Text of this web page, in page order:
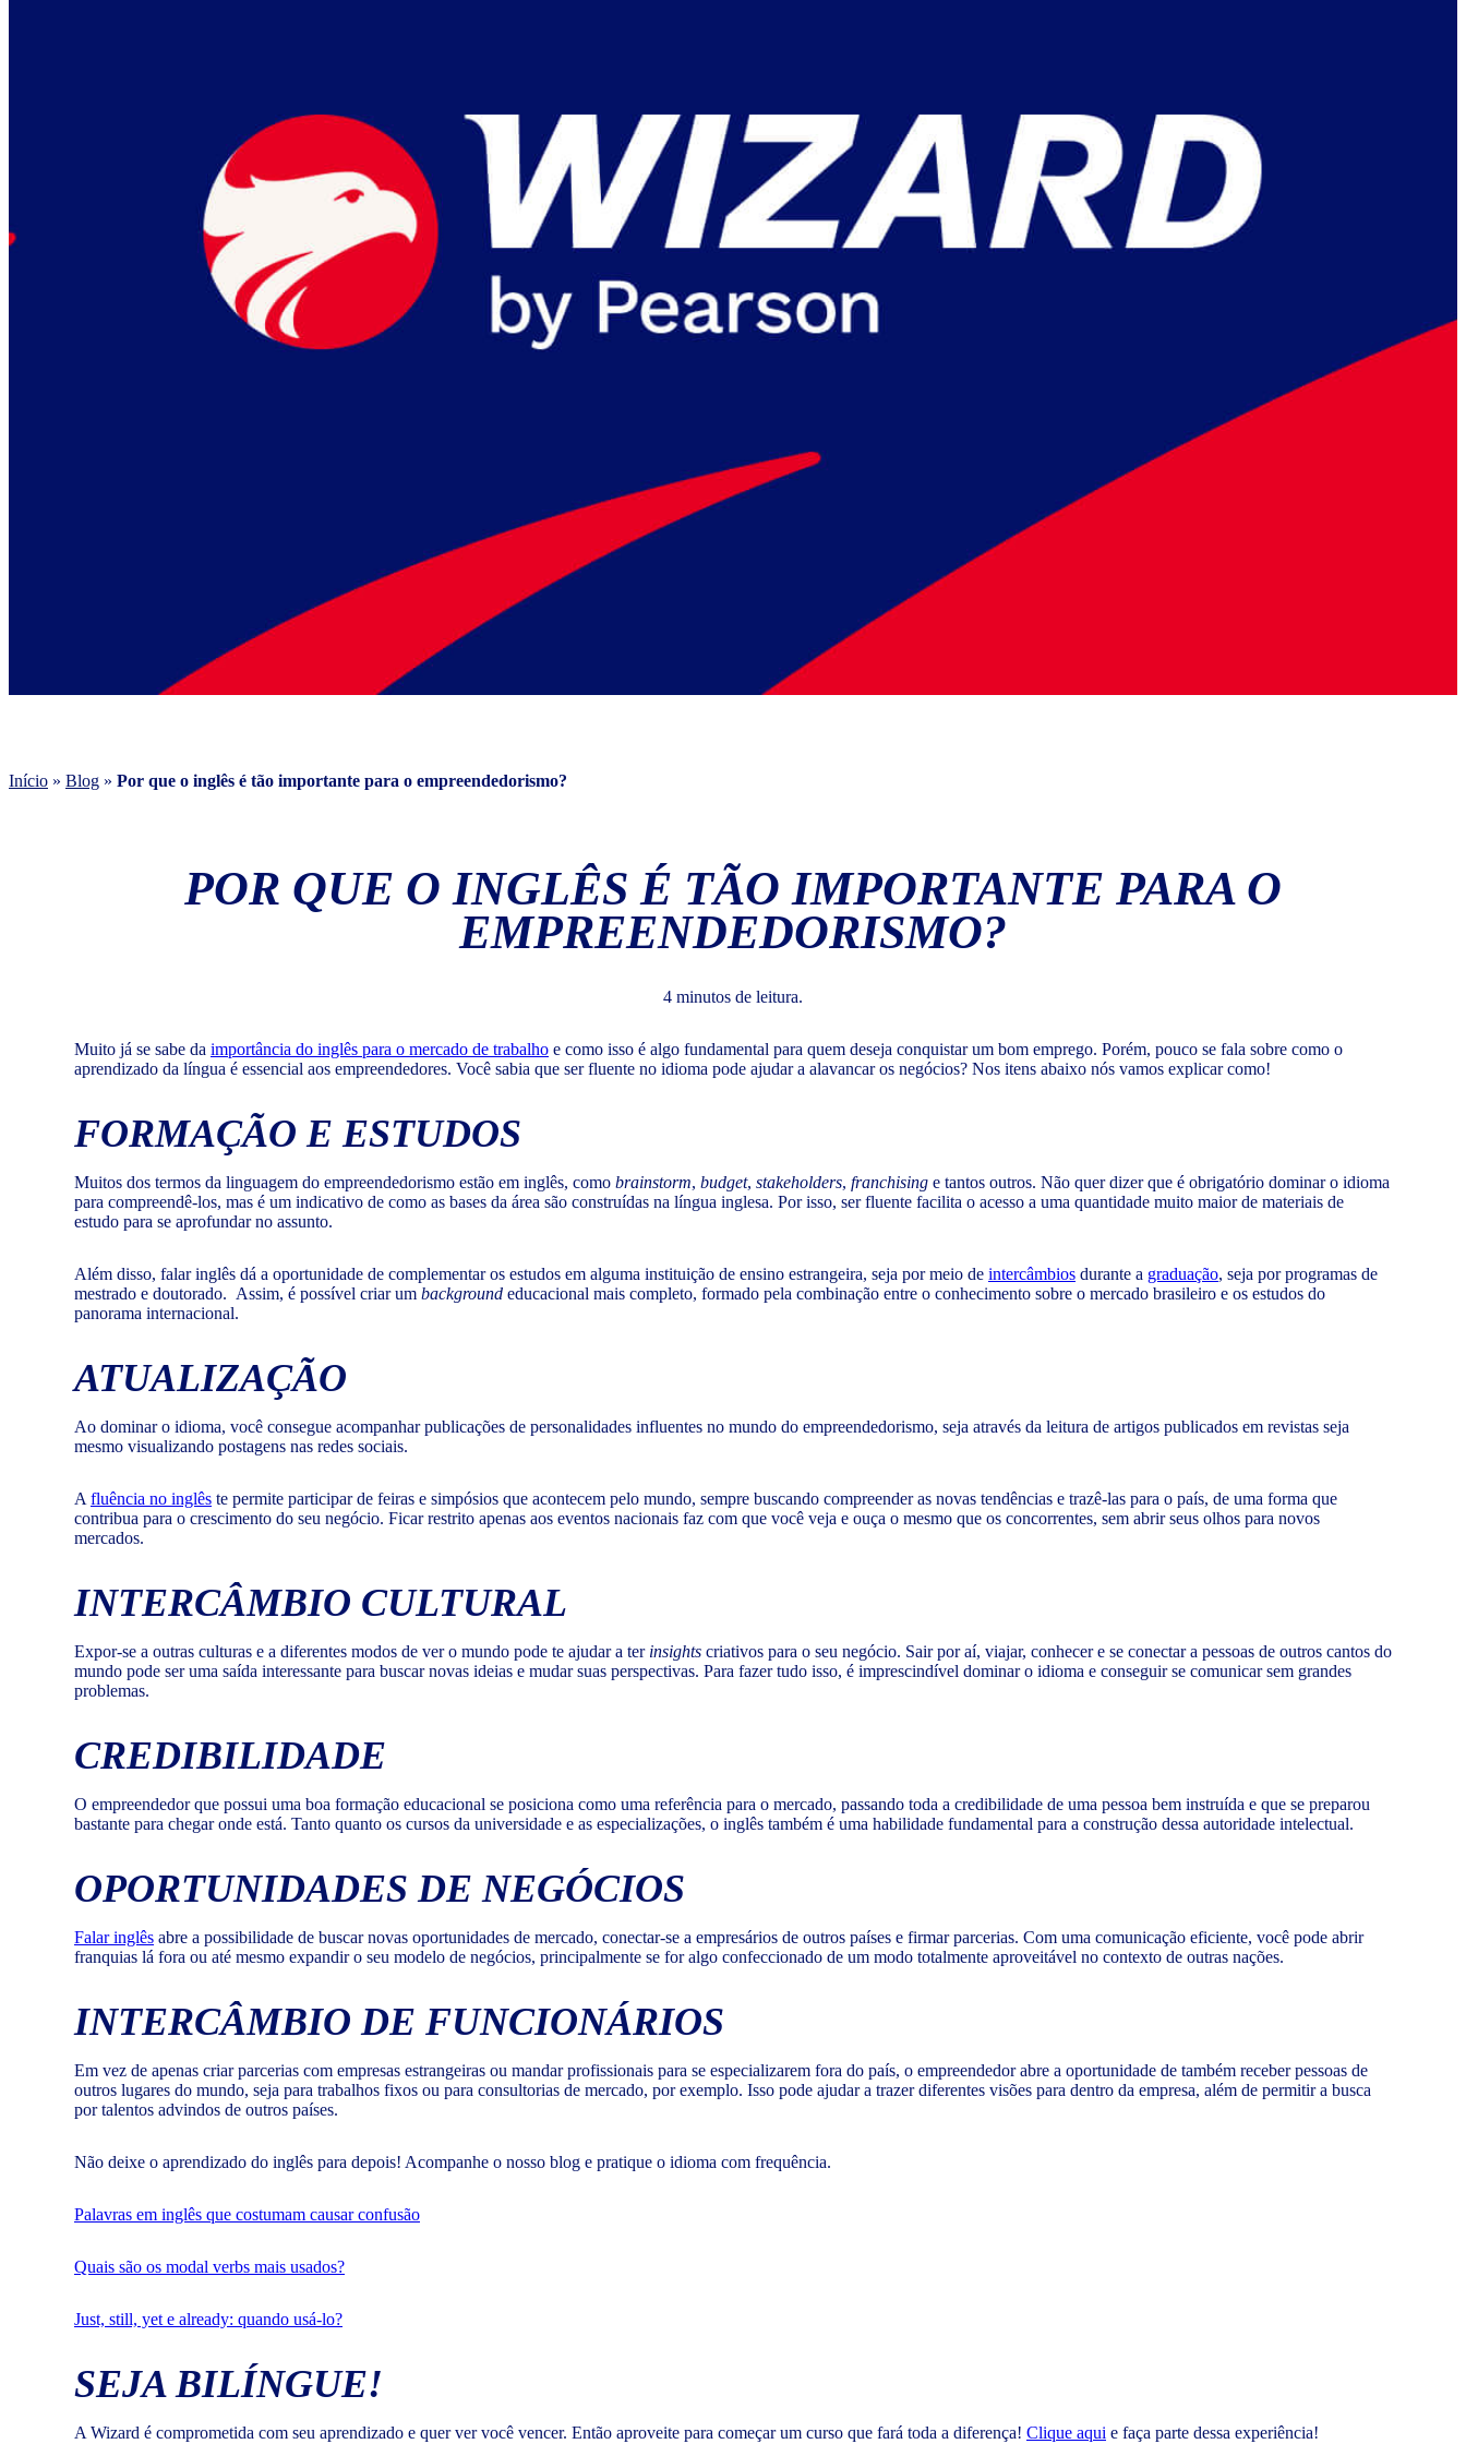
Início » Blog » Por que o inglês é tão importante para o empreendedorismo?
POR QUE O INGLÊS É TÃO IMPORTANTE PARA O
EMPREENDEDORISMO?
4 minutos de leitura.
Muito já se sabe da importância do inglês para o mercado de trabalho e como isso é algo fundamental para quem deseja conquistar um bom emprego. Porém, pouco se fala sobre como o
aprendizado da língua é essencial aos empreendedores. Você sabia que ser fluente no idioma pode ajudar a alavancar os negócios? Nos itens abaixo nós vamos explicar como!
FORMAÇÃO E ESTUDOS
Muitos dos termos da linguagem do empreendedorismo estão em inglês, como brainstorm, budget, stakeholders, franchising e tantos outros. Não quer dizer que é obrigatório dominar o idioma
para compreendê-los, mas é um indicativo de como as bases da área são construídas na língua inglesa. Por isso, ser fluente facilita o acesso a uma quantidade muito maior de materiais de
estudo para se aprofundar no assunto.
Além disso, falar inglês dá a oportunidade de complementar os estudos em alguma instituição de ensino estrangeira, seja por meio de intercâmbios durante a graduação, seja por programas de
mestrado e doutorado. Assim, é possível criar um background educacional mais completo, formado pela combinação entre o conhecimento sobre o mercado brasileiro e os estudos do
panorama internacional.
ATUALIZAÇÃO
Ao dominar o idioma, você consegue acompanhar publicações de personalidades influentes no mundo do empreendedorismo, seja através da leitura de artigos publicados em revistas seja
mesmo visualizando postagens nas redes sociais.
A fluência no inglês te permite participar de feiras e simpósios que acontecem pelo mundo, sempre buscando compreender as novas tendências e trazê-las para o país, de uma forma que
contribua para o crescimento do seu negócio. Ficar restrito apenas aos eventos nacionais faz com que você veja e ouça o mesmo que os concorrentes, sem abrir seus olhos para novos
mercados.
INTERCÂMBIO CULTURAL
Expor-se a outras culturas e a diferentes modos de ver o mundo pode te ajudar a ter insights criativos para o seu negócio. Sair por aí, viajar, conhecer e se conectar a pessoas de outros cantos do
mundo pode ser uma saída interessante para buscar novas ideias e mudar suas perspectivas. Para fazer tudo isso, é imprescindível dominar o idioma e conseguir se comunicar sem grandes
problemas.
CREDIBILIDADE
O empreendedor que possui uma boa formação educacional se posiciona como uma referência para o mercado, passando toda a credibilidade de uma pessoa bem instruída e que se preparou
bastante para chegar onde está. Tanto quanto os cursos da universidade e as especializações, o inglês também é uma habilidade fundamental para a construção dessa autoridade intelectual.
OPORTUNIDADES DE NEGÓCIOS
Falar inglês abre a possibilidade de buscar novas oportunidades de mercado, conectar-se a empresários de outros países e firmar parcerias. Com uma comunicação eficiente, você pode abrir
franquias lá fora ou até mesmo expandir o seu modelo de negócios, principalmente se for algo confeccionado de um modo totalmente aproveitável no contexto de outras nações.
INTERCÂMBIO DE FUNCIONÁRIOS
Em vez de apenas criar parcerias com empresas estrangeiras ou mandar profissionais para se especializarem fora do país, o empreendedor abre a oportunidade de também receber pessoas de
outros lugares do mundo, seja para trabalhos fixos ou para consultorias de mercado, por exemplo. Isso pode ajudar a trazer diferentes visões para dentro da empresa, além de permitir a busca
por talentos advindos de outros países.
Não deixe o aprendizado do inglês para depois! Acompanhe o nosso blog e pratique o idioma com frequência.
Palavras em inglês que costumam causar confusão
Quais são os modal verbs mais usados?
Just, still, yet e already: quando usá-lo?
SEJA BILÍNGUE!
A Wizard é comprometida com seu aprendizado e quer ver você vencer. Então aproveite para começar um curso que fará toda a diferença! Clique aqui e faça parte dessa experiência!